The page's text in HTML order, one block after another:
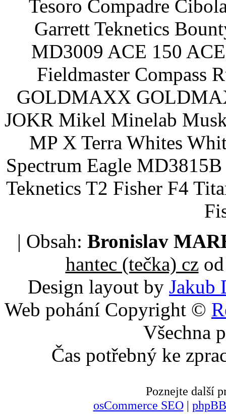
Tesoro Compadre
Garrett Teknetics
MD3009 ACE 150
Fieldmaster Compass
GOLDMAXX
JOKR Mikel Minelab
MP X Terra Whites
Spectrum Eagle
Teknetics T2 Fisher F4
| Obsah: Bronislav
hantec (tečka) czod
Design layout by Jakub
Web pohání Copyright ©
Všechna
Čas potřebný ke
Poznejte další
osCommerce SEO|